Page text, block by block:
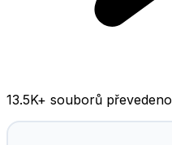
13.5K+ souborů převedeno